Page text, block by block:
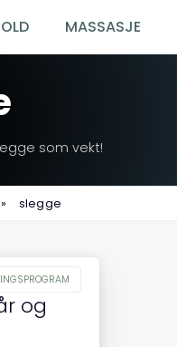
MASSASJE
som vekt!
» slegge
og